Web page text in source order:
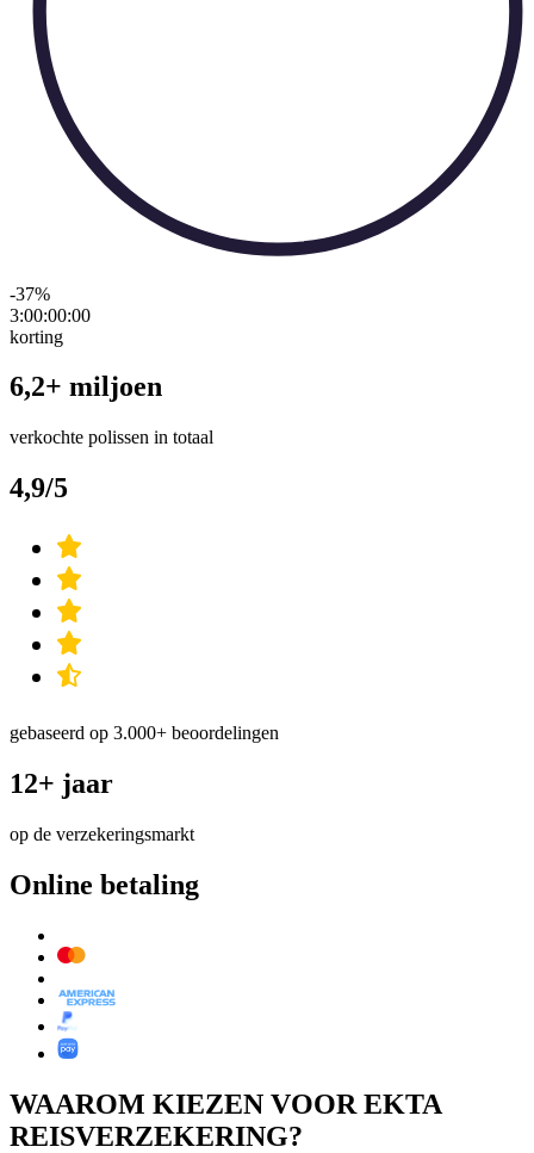
-37%
3:00:00:00
korting
6,2+ miljoen
verkochte polissen in totaal
4,9/5
gebaseerd op 3.000+ beoordelingen
12+ jaar
op de verzekeringsmarkt
Online betaling
WAAROM KIEZEN VOOR EKTA
REISVERZEKERING?